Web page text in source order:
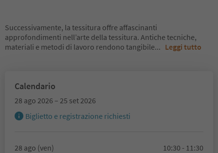
Successivamente, la tessitura offre affascinanti
approfondimenti nell’arte della tessitura. Antiche tecniche,
materiali e metodi di lavoro rendono tangibile... Leggi tutto
Calendario
28 ago 2026 – 25 set 2026
Biglietto e registrazione richiesti
28 ago (ven)
10:30 - 11:30